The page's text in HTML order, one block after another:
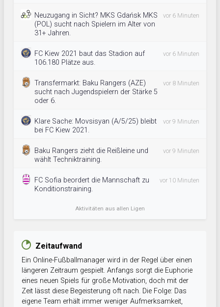
Neuzugang in Sicht? MKS Gdańsk MKS
(POL) sucht nach Spielern im Alter von
31+ Jahren.
vor 6 Minuten
FC Kiew 2021 baut das Stadion auf
106.180 Plätze aus.
vor 6 Minuten
Transfermarkt: Baku Rangers (AZE)
sucht nach Jugendspielern der Stärke 5
oder 6.
vor 8 Minuten
Klare Sache: Movsisyan (A/5/25) bleibt
bei FC Kiew 2021.
vor 9 Minuten
Baku Rangers zieht die Reißleine und
wählt Techniktraining.
vor 9 Minuten
FC Sofia beordert die Mannschaft zu
Konditionstraining.
vor 10 Minuten
Aktivitäten aus allen Ligen
Zeitaufwand
Ein Online-Fußballmanager wird in der Regel über einen
längeren Zeitraum gespielt. Anfangs sorgt die Euphorie
eines neuen Spiels für große Motivation, doch mit der
Zeit lässt diese Begeisterung oft nach. Die Folge: Das
eigene Team erhält immer weniger Aufmerksamkeit,